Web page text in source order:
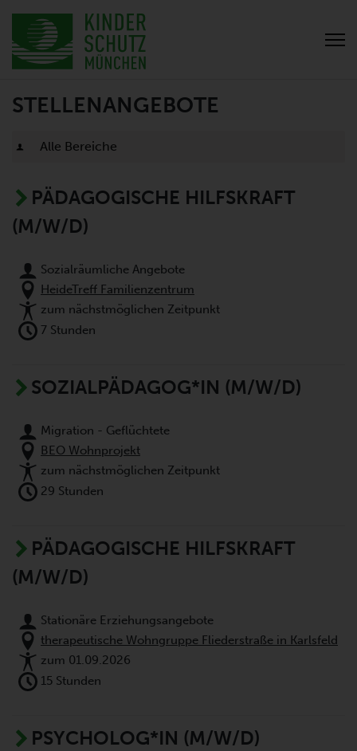
STELLENANGEBOTE
PÄDAGOGISCHE HILFSKRAFT
(M/W/D)
Sozialräumliche Angebote
HeideTreff Familienzentrum
zum nächstmöglichen Zeitpunkt
7 Stunden
SOZIALPÄDAGOG*IN (M/W/D)
Migration - Geflüchtete
BEO Wohnprojekt
zum nächstmöglichen Zeitpunkt
29 Stunden
PÄDAGOGISCHE HILFSKRAFT
(M/W/D)
Stationäre Erziehungsangebote
therapeutische Wohngruppe Fliederstraße in Karlsfeld
zum 01.09.2026
15 Stunden
PSYCHOLOG*IN (M/W/D)